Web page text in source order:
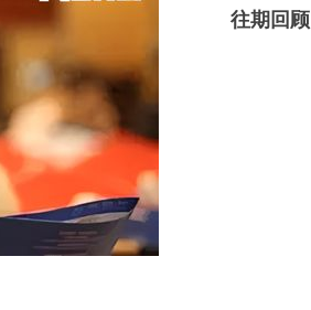
往期回顾